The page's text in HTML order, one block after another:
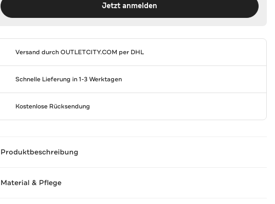
Jetzt anmelden
Versand durchOUTLETCITY.COM per DHL
Schnelle Lieferung in 1-3 Werktagen
Kostenlose Rücksendung
Produktbeschreibung
Material & Pflege